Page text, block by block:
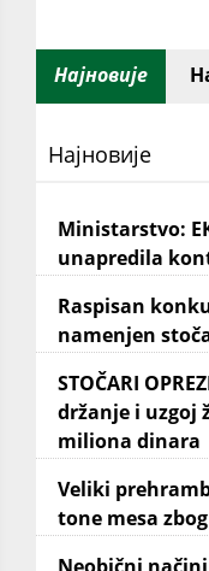
Најновије
Најновије
Ministarstvo:
unapredila
Raspisan
namenjen
STOČARI
držanje i uzgoj
miliona dinara
Veliki
tone mesa